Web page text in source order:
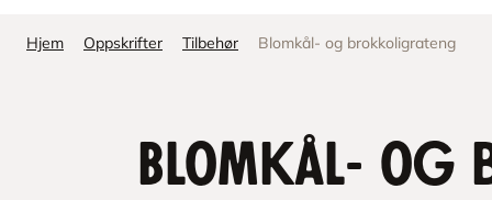
Hjem Oppskrifter Tilbehør Blomkål- og brokkoligrateng
Blomkål-